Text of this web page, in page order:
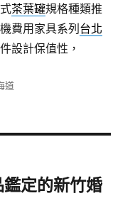
茶葉罐規格種類推
費用家具系列 台北
設計保值性，
道
定的新竹婚